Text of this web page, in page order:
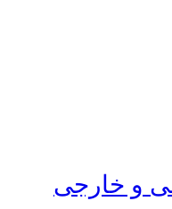
و خارجی